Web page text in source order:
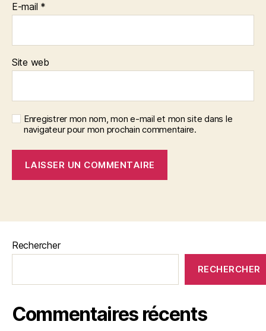
E-mail *
Site web
Enregistrer mon nom, mon e-mail et mon site dans le
navigateur pour mon prochain commentaire.
Rechercher
RECHERCHER
Commentaires récents